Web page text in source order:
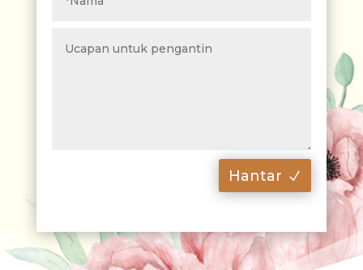
Hantar